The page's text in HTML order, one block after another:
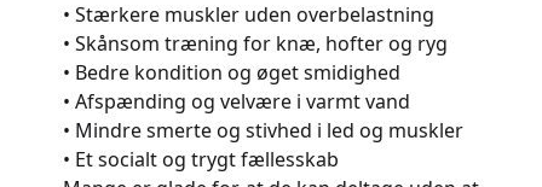
• Stærkere muskler uden overbelastning
• Skånsom træning for knæ, hofter og ryg
• Bedre kondition og øget smidighed
• Afspænding og velvære i varmt vand
• Mindre smerte og stivhed i led og muskler
• Et socialt og trygt fællesskab